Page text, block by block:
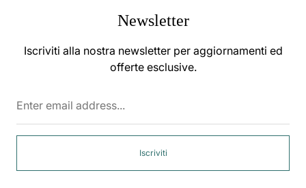
Newsletter
Iscriviti alla nostra newsletter per aggiornamenti ed
offerte esclusive.
Iscriviti